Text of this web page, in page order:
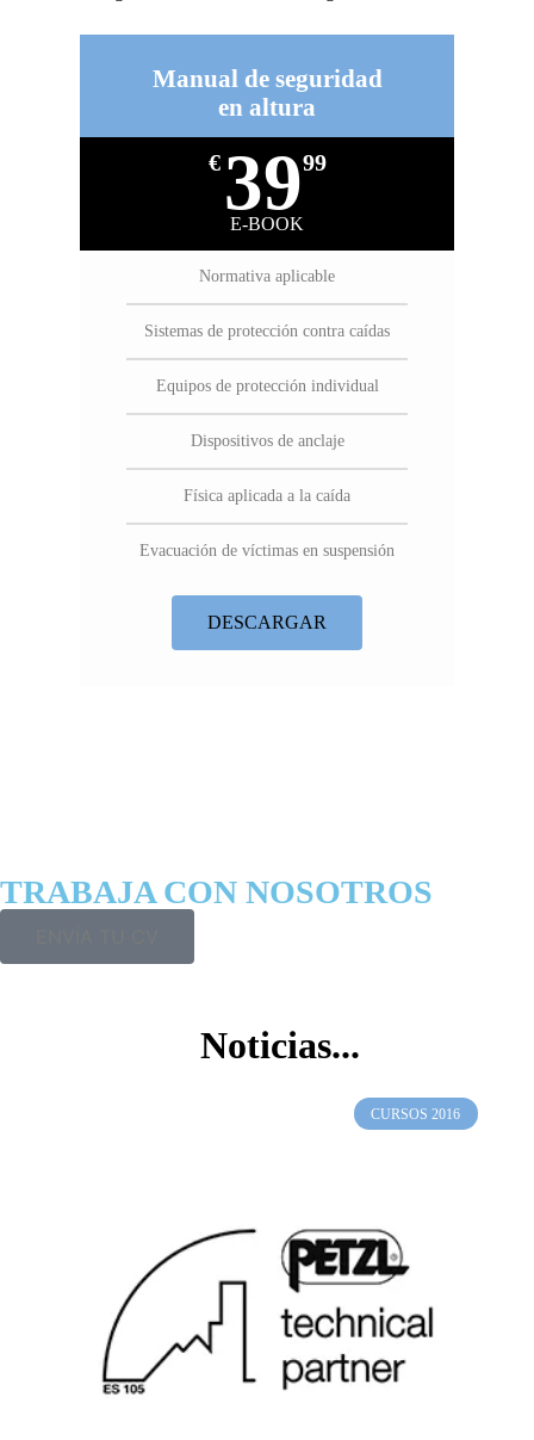
Manual de seguridad
en altura
€ 3999
E-BOOK
Normativa aplicable
Sistemas de protección contra caídas
Equipos de protección individual
Dispositivos de anclaje
Física aplicada a la caída
Evacuación de víctimas en suspensión
DESCARGAR
TRABAJA CON NOSOTROS
Noticias...
CURSOS 2016